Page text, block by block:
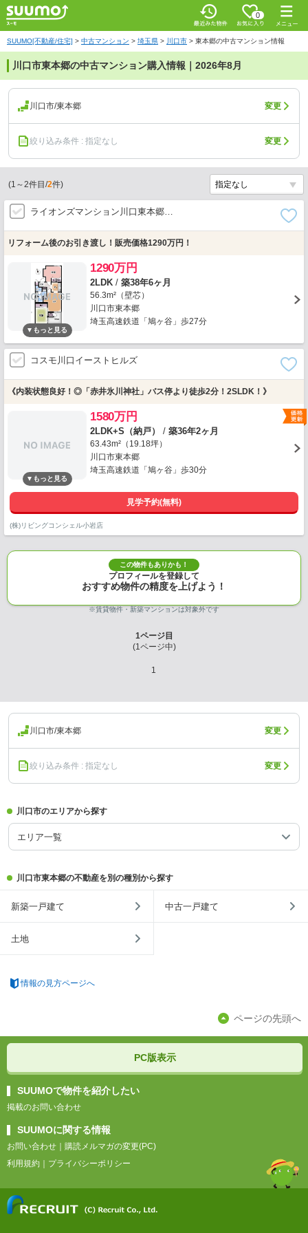
0
SUUMO[不動産/住宅] > 中古マンション > 埼玉県 > 川口市 > 東本郷の中古マンション情報
川口市東本郷の中古マンション購入情報｜2026年8月
川口市/東本郷 変更
絞り込み条件 : 指定なし 変更
(1 ～2件目/2件)
ライオンズマンション川口東本郷…
リフォーム後のお引き渡し！販売価格1290万円！
1290万円
2LDK / 築38年6ヶ月
56.3m²（壁芯）
川口市東本郷
埼玉高速鉄道「鳩ヶ谷」歩27分
コスモ川口イーストヒルズ
《内装状態良好！◎「赤井氷川神社」バス停より徒歩2分！2SLDK！》
1580万円
2LDK+S（納戸） / 築36年2ヶ月
63.43m²（19.18坪）
川口市東本郷
埼玉高速鉄道「鳩ヶ谷」歩30分
見学予約(無料)
(株)リビングコンシェル小岩店
この物件もありかも！
プロフィールを登録して
おすすめ物件の精度を上げよう！
※賃貸物件・新築マンションは対象外です
1ページ目
(1ページ中)
1
川口市/東本郷 変更
絞り込み条件 : 指定なし 変更
川口市のエリアから探す
エリア一覧
川口市東本郷の不動産を別の種別から探す
新築一戸建て 中古一戸建て
土地
情報の見方ページへ
ページの先頭へ
PC版表示
SUUMOで物件を紹介したい
掲載のお問い合わせ
SUUMOに関する情報
お問い合わせ
購読メルマガの変更(PC)
利用規約
プライバシーポリシー